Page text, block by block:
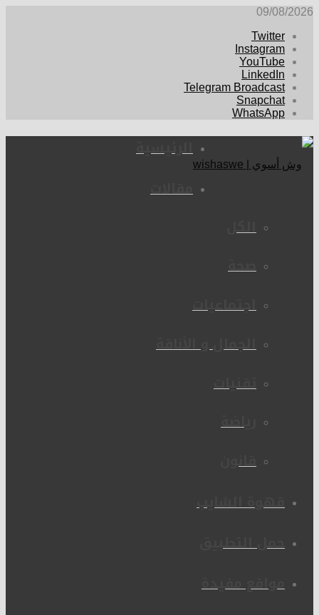
09/08/2026
Twitter
Instagram
YouTube
LinkedIn
Telegram Broadcast
Snapchat
WhatsApp
الرئيسية
مقالات
الكل
صحة
اجتماعيات
الجمال و الأناقة
تقنيات
رياضة
قانون
قهوة الشايب
حمل التطبيق
مواقع مفيدة